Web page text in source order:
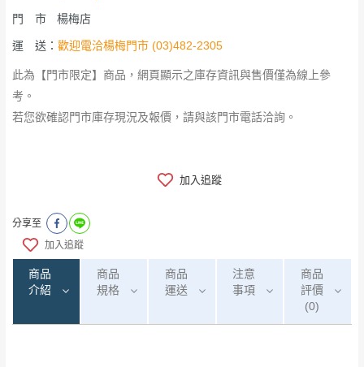
門 市 楊梅店
運 送： 歡迎電洽楊梅門市 (03)482-2305
此為【門市限定】商品，網頁顯示之庫存資訊與售價僅為線上參
考。
若您欲確認門市庫存現況及報價，請與該門市電話洽詢。
加入追蹤
分享至
加入追蹤
商品
介紹
商品
規格
商品
運送
注意
事項
商品
評價
(0)